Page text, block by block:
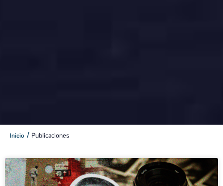
Inicio / Publicaciones